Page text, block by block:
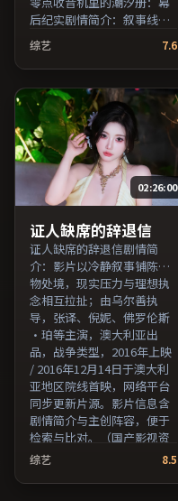
后纪实剧情简介：叙事线索
在城市与乡野之间往返，亲
情线与友情线并行推进；由
娄烨执导，胡歌、松隆子、
提莫西·查拉梅等主演，英
国出品，悬疑类型，2016年
上映 / 2016年6月8日于英国
地区院线首映，网络平台同
步更新片源。若你偏爱节奏
不急躁、人物立体的作品，
值得一看。（国产影视资源
大全免费条目索引，支持片
名与演员交叉检索。）
综艺 7.6
02:26:00
证人缺席的辞退信
证人缺席的辞退信剧情简
介：影片以冷静叙事铺陈人
物处境，现实压力与理想执
念相互拉扯；由乌尔善执
导，张译、倪妮、佛罗伦斯
·珀等主演，澳大利亚出
品，战争类型，2016年上映
/ 2016年12月14日于澳大利
亚地区院线首映，网络平台
同步更新片源。影片信息含
剧情简介与主创阵容，便于
检索与比对。（国产影视资
源大全免费条目索引，支持
综艺 8.5